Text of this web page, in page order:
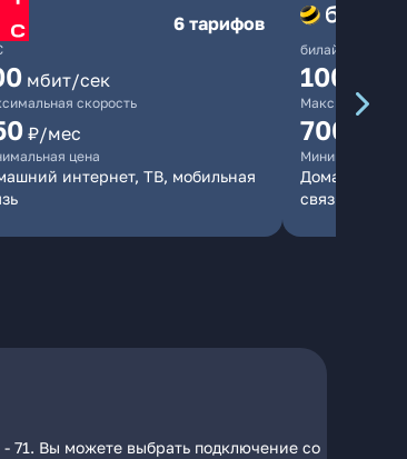
6 тарифов
мбит/сек
скорость
₽/мес
цена
интернет, ТВ, мобильная
билайн
1000
Максимальная
700
Минимальная
Домашний
связь
71. Вы можете выбрать подключение со